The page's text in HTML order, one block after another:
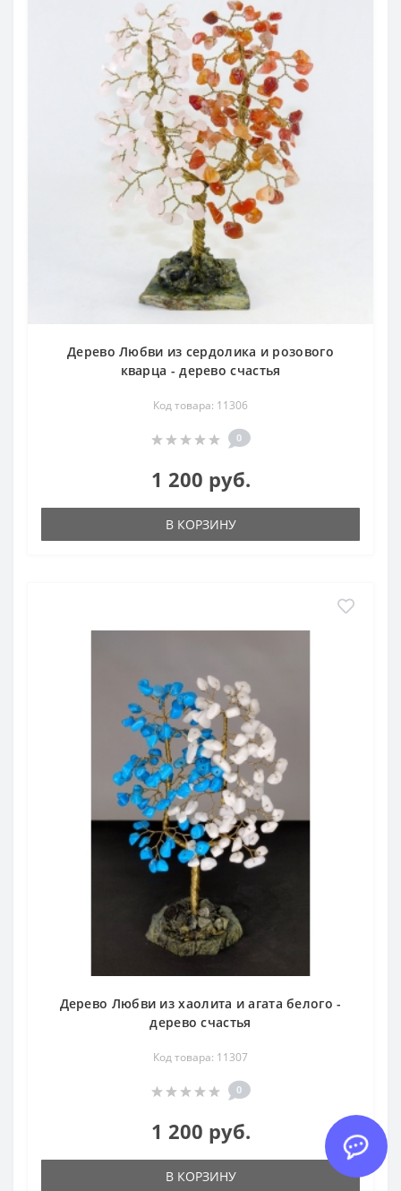
Дерево Любви из сердолика и розового
кварца - дерево счастья
Код товара: 11306
0
1 200 руб.
В КОРЗИНУ
Дерево Любви из хаолита и агата белого -
дерево счастья
Код товара: 11307
0
1 200 руб.
В КОРЗИНУ